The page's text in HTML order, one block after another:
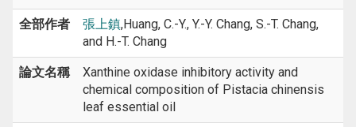
全部作者 張上鎮,Huang, C.-Y., Y.-Y. Chang, S.-T. Chang,
and H.-T. Chang
論文名稱
Xanthine oxidase inhibitory activity and
chemical composition of Pistacia chinensis
leaf essential oil